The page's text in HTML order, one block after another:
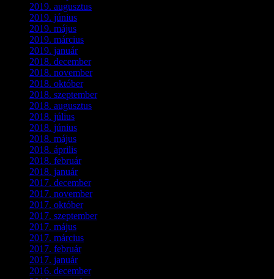
2019. augusztus
2019. június
2019. május
2019. március
2019. január(1)
2018. december(3)
2018. november(1)
2018. október(1)
2018. szeptember(1)
2018. augusztus
2018. július
2018. június
2018. május
2018. április
2018. február(2)
2018. január(2)
2017. december(4)
2017. november(3)
2017. október(4)
2017. szeptember(1)
2017. május
2017. március
2017. február(1)
2017. január(2)
2016. december(1)